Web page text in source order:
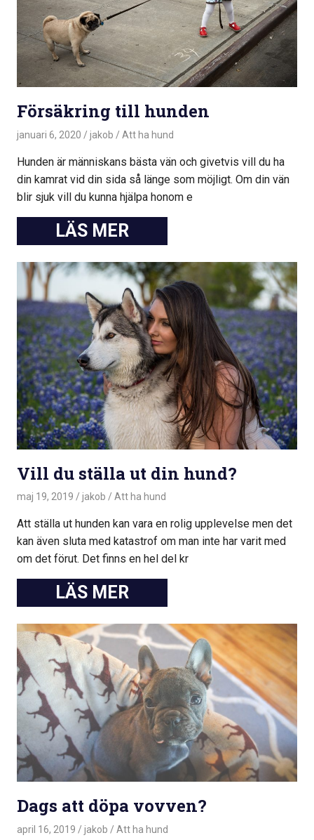
Försäkring till hunden
januari 6, 2020 jakob Att ha hund
Hunden är människans bästa vän och givetvis vill du ha
din kamrat vid din sida så länge som möjligt. Om din vän
blir sjuk vill du kunna hjälpa honom e
Vill du ställa ut din hund?
maj 19, 2019 jakob Att ha hund
Att ställa ut hunden kan vara en rolig upplevelse men det
kan även sluta med katastrof om man inte har varit med
om det förut. Det finns en hel del kr
Dags att döpa vovven?
april 16, 2019 jakob Att ha hund